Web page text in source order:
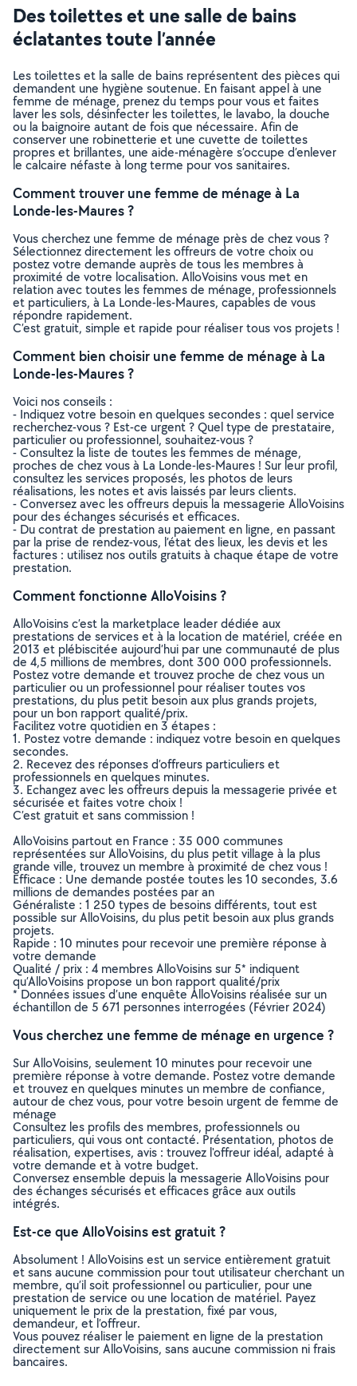
Des toilettes et une salle de bains
éclatantes toute l’année
Les toilettes et la salle de bains représentent des pièces qui
demandent une hygiène soutenue. En faisant appel à une
femme de ménage, prenez du temps pour vous et faites
laver les sols, désinfecter les toilettes, le lavabo, la douche
ou la baignoire autant de fois que nécessaire. Afin de
conserver une robinetterie et une cuvette de toilettes
propres et brillantes, une aide-ménagère s’occupe d’enlever
le calcaire néfaste à long terme pour vos sanitaires.
Comment trouver une femme de ménage à La
Londe-les-Maures ?
Vous cherchez une femme de ménage près de chez vous ?
Sélectionnez directement les offreurs de votre choix ou
postez votre demande auprès de tous les membres à
proximité de votre localisation. AlloVoisins vous met en
relation avec toutes les femmes de ménage, professionnels
et particuliers, à La Londe-les-Maures, capables de vous
répondre rapidement.
C’est gratuit, simple et rapide pour réaliser tous vos projets !
Comment bien choisir une femme de ménage à La
Londe-les-Maures ?
Voici nos conseils :
- Indiquez votre besoin en quelques secondes : quel service
recherchez-vous ? Est-ce urgent ? Quel type de prestataire,
particulier ou professionnel, souhaitez-vous ?
- Consultez la liste de toutes les femmes de ménage,
proches de chez vous à La Londe-les-Maures ! Sur leur profil,
consultez les services proposés, les photos de leurs
réalisations, les notes et avis laissés par leurs clients.
- Conversez avec les offreurs depuis la messagerie AlloVoisins
pour des échanges sécurisés et efficaces.
- Du contrat de prestation au paiement en ligne, en passant
par la prise de rendez-vous, l’état des lieux, les devis et les
factures : utilisez nos outils gratuits à chaque étape de votre
prestation.
Comment fonctionne AlloVoisins ?
AlloVoisins c’est la marketplace leader dédiée aux
prestations de services et à la location de matériel, créée en
2013 et plébiscitée aujourd’hui par une communauté de plus
de 4,5 millions de membres, dont 300 000 professionnels.
Postez votre demande et trouvez proche de chez vous un
particulier ou un professionnel pour réaliser toutes vos
prestations, du plus petit besoin aux plus grands projets,
pour un bon rapport qualité/prix.
Facilitez votre quotidien en 3 étapes :
1. Postez votre demande : indiquez votre besoin en quelques
secondes.
2. Recevez des réponses d’offreurs particuliers et
professionnels en quelques minutes.
3. Echangez avec les offreurs depuis la messagerie privée et
sécurisée et faites votre choix !
C’est gratuit et sans commission !
AlloVoisins partout en France : 35 000 communes
représentées sur AlloVoisins, du plus petit village à la plus
grande ville, trouvez un membre à proximité de chez vous !
Efficace : Une demande postée toutes les 10 secondes, 3.6
millions de demandes postées par an
Généraliste : 1 250 types de besoins différents, tout est
possible sur AlloVoisins, du plus petit besoin aux plus grands
projets.
Rapide : 10 minutes pour recevoir une première réponse à
votre demande
Qualité / prix : 4 membres AlloVoisins sur 5* indiquent
qu’AlloVoisins propose un bon rapport qualité/prix
* Données issues d’une enquête AlloVoisins réalisée sur un
échantillon de 5 671 personnes interrogées (Février 2024)
Vous cherchez une femme de ménage en urgence ?
Sur AlloVoisins, seulement 10 minutes pour recevoir une
première réponse à votre demande. Postez votre demande
et trouvez en quelques minutes un membre de confiance,
autour de chez vous, pour votre besoin urgent de femme de
ménage
Consultez les profils des membres, professionnels ou
particuliers, qui vous ont contacté. Présentation, photos de
réalisation, expertises, avis : trouvez l'offreur idéal, adapté à
votre demande et à votre budget.
Conversez ensemble depuis la messagerie AlloVoisins pour
des échanges sécurisés et efficaces grâce aux outils
intégrés.
Est-ce que AlloVoisins est gratuit ?
Absolument ! AlloVoisins est un service entièrement gratuit
et sans aucune commission pour tout utilisateur cherchant un
membre, qu’il soit professionnel ou particulier, pour une
prestation de service ou une location de matériel. Payez
uniquement le prix de la prestation, fixé par vous,
demandeur, et l’offreur.
Vous pouvez réaliser le paiement en ligne de la prestation
directement sur AlloVoisins, sans aucune commission ni frais
bancaires.